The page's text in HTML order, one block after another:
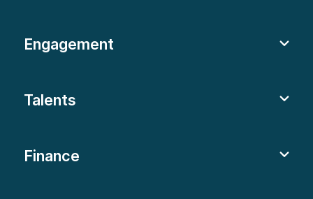
Engagement
Talents
Finance